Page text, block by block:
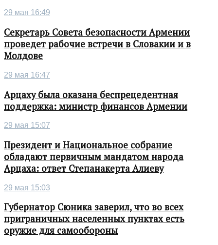
29 мая 16:49
Секретарь Совета безопасности Армении
проведет рабочие встречи в Словакии и в
Молдове
29 мая 16:47
Арцаху была оказана беспрецедентная
поддержка: министр финансов Армении
29 мая 15:07
Президент и Национальное собрание
обладают первичным мандатом народа
Арцаха: ответ Степанакерта Алиеву
29 мая 15:03
Губернатор Сюника заверил, что во всех
приграничных населенных пунктах есть
оружие для самообороны